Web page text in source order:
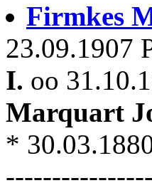
Firmkes
23.09.1907
I. oo
Marquart
*